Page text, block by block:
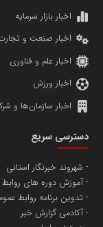
دانشگاه سئوی ایران
پایگاه اطلاع
تامین آهن اسفنجی
مریم حاج نوروز
مسعودصادقی
اخبار بازار سرمایه
اخبار صنعت و
اخبار علم و فناوری
اخبار ورزش
اخبار سازمان‌ها و
دسترسی سریع
شهروند خبرنگار استانی
آموزش دوره های
تدوین برنامه روابط
آکادمی گزارش خبر